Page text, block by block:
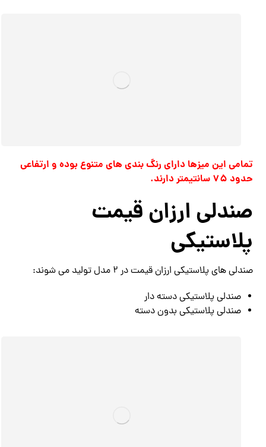
تمامی این میزها دارای رنگ بندی های متنوع بوده و ارتفاعی
حدود 75 سانتیمتر دارند.
صندلی ارزان قیمت
پلاستیکی
صندلی های پلاستیکی ارزان قیمت در 2 مدل تولید می شوند:
صندلی پلاستیکی دسته دار
صندلی پلاستیکی بدون دسته